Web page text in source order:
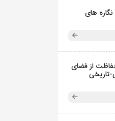
نگاره های
از فضای
تاریخی